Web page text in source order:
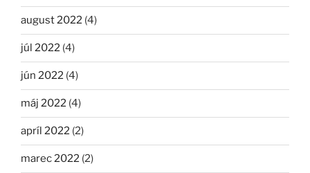
august 2022 (4)
júl 2022 (4)
jún 2022 (4)
máj 2022 (4)
apríl 2022 (2)
marec 2022 (2)